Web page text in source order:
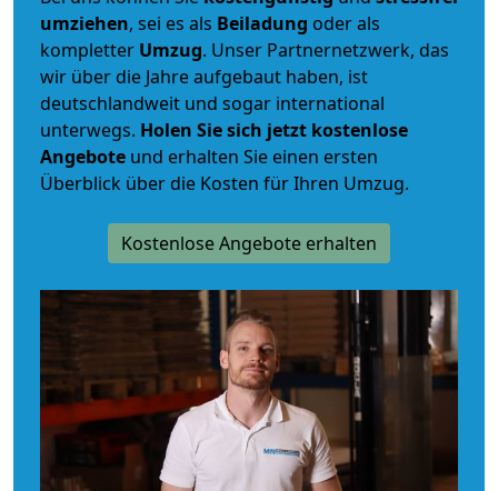
umziehen, sei es als Beiladung oder als
kompletter Umzug. Unser Partnernetzwerk, das
wir über die Jahre aufgebaut haben, ist
deutschlandweit und sogar international
unterwegs. Holen Sie sich jetzt kostenlose
Angebote und erhalten Sie einen ersten
Überblick über die Kosten für Ihren Umzug.
Kostenlose Angebote erhalten